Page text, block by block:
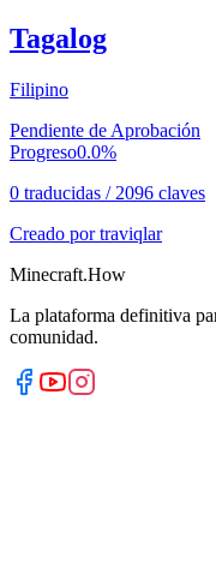
Tagalog
Filipino
Pendiente de Aprobación
Progreso0.0%
0 traducidas / 2096 claves
Creado por traviqlar
Minecraft.How
La plataforma definitiva
comunidad.